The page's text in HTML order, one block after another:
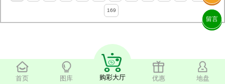
首页 图库 购彩大厅 优惠 地盘
留言
169